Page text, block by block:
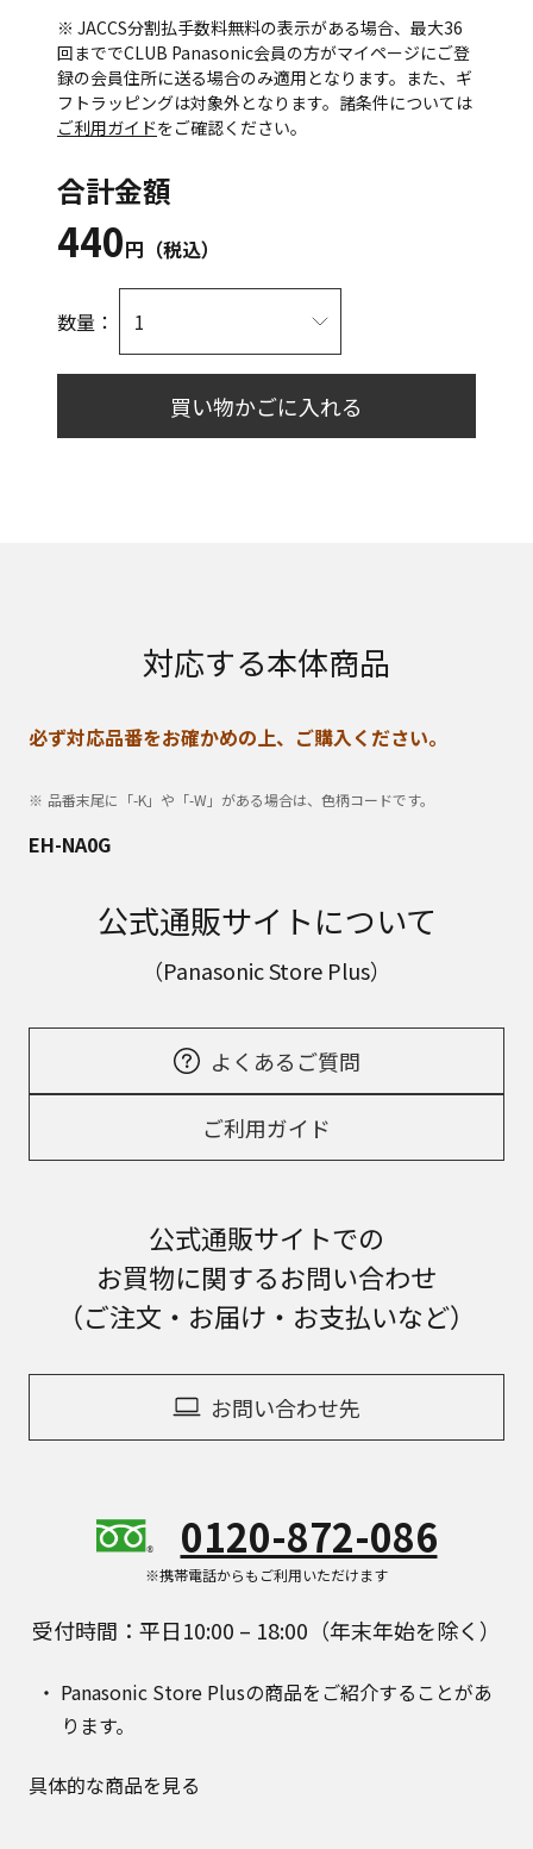
※ JACCS分割払手数料無料の表示がある場合、最大36
回まででCLUB Panasonic会員の方がマイページにご登
録の会員住所に送る場合のみ適用となります。また、ギ
フトラッピングは対象外となります。諸条件については
ご利用ガイドをご確認ください。
合計金額
440円（税込）
数量：
買い物かごに入れる
対応する本体商品
必ず対応品番をお確かめの上、ご購入ください。
品番末尾に「-K」や「-W」がある場合は、色柄コードです。
EH-NA0G
公式通販サイトについて
（Panasonic Store Plus）
よくあるご質問
ご利用ガイド
公式通販サイトでの
お買物に関するお問い合わせ
（ご注文・お届け・お支払いなど）
お問い合わせ先
0120-872-086
※携帯電話からもご利用いただけます
受付時間：平日10:00 – 18:00（年末年始を除く）
Panasonic Store Plusの商品をご紹介することがあ
ります。
具体的な商品を見る